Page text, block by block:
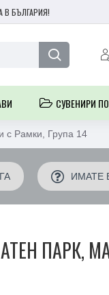
В БЪЛГАРИЯ!
СУВЕНИРИ
с Рамки, Група 14
ИМАТЕ
ПАРК,